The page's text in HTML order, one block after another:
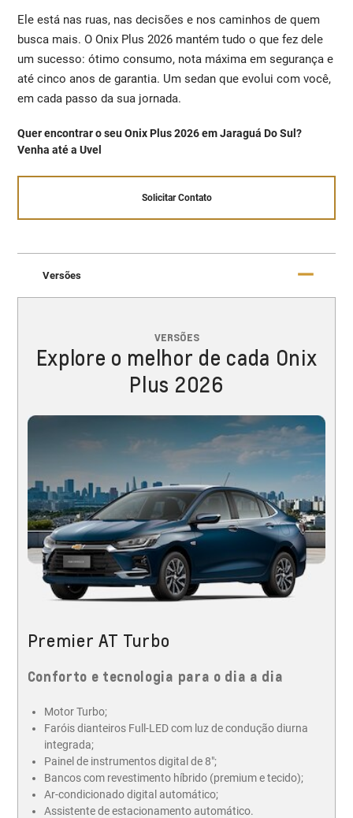
Ele está nas ruas, nas decisões e nos caminhos de quem
busca mais. O Onix Plus 2026 mantém tudo o que fez dele
um sucesso: ótimo consumo, nota máxima em segurança e
até cinco anos de garantia. Um sedan que evolui com você,
em cada passo da sua jornada.
Quer encontrar o seu Onix Plus 2026 em Jaraguá Do Sul?
Venha até a Uvel
Solicitar Contato
Versões
VERSÕES
Explore o melhor de cada Onix
Plus 2026
Premier AT Turbo
Conforto e tecnologia para o dia a dia
Motor Turbo;
Faróis dianteiros Full-LED com luz de condução diurna
integrada;
Painel de instrumentos digital de 8";
Bancos com revestimento híbrido (premium e tecido);
Ar-condicionado digital automático;
Assistente de estacionamento automático.